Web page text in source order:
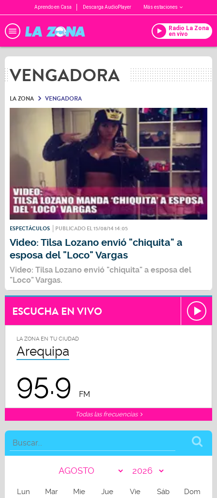
Aprendo en Casa Descarga AudioPlayer Más estaciones
Radio La Zona
en vivo
VENGADORA
LA ZONA VENGADORA
ESPECTÁCULOS PUBLICADO EL 15/08/14 14:05
Video: Tilsa Lozano envió "chiquita" a
esposa del "Loco" Vargas
Video: Tilsa Lozano envió "chiquita" a esposa del
"Loco" Vargas.
ESCUCHA EN VIVO
LA ZONA EN TU CIUDAD
Arequipa
95.9 FM
Todas las frecuencias
Lun Mar Mie Jue Vie Sáb
Dom